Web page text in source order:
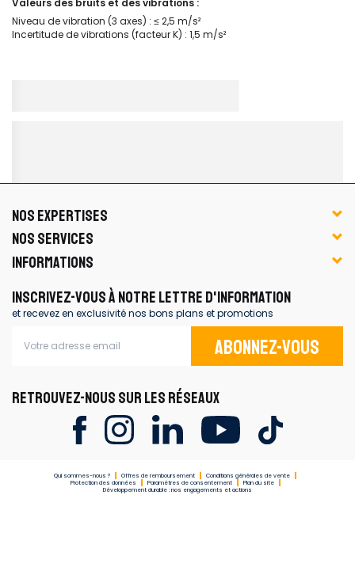
Valeurs des bruits et des vibrations :
Niveau de vibration (3 axes) : ≤ 2,5 m/s²
Incertitude de vibrations (facteur K) : 1,5 m/s²
NOS EXPERTISES
NOS SERVICES
INFORMATIONS
INSCRIVEZ-VOUS À NOTRE LETTRE D'INFORMATION
et recevez en exclusivité nos bons plans et promotions
Abonnez-vous
RETROUVEZ-NOUS SUR LES RÉSEAUX
Qui sommes-nous ? Offres de remboursement
Conditions générales de vente
Protection des données
Paramètres de consentement
Plan du site
Développement durable : nos engagements et actions